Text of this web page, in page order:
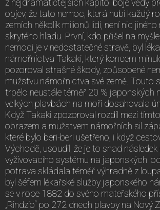
z nejdramatičtějších kapitol boje vědy
objev, že tato nemoc, která hubí každý
zemích několik milionů lidí, není nic
skrytého hladu. První, kdo přišel na
nemoci je v nedostatečné stravě, byl
námořnictva Takaki, který koncem
pozoroval strašné škody, způsobené
mužstvu námořnictva své země. Touto
trpělo neustále téměř 20 % japonských
velkých plavbách na moři dosahovala
Když Takaki zpozoroval rozdíl mezi
obrazem a mužstvem námořních sil
které bylo beri-beri ušetřeno, i když
Východě, usoudil, že je to snad
vyživovacího systému na japonských
potrava skládala téměř výhradně z
byl šéfem lékařské služby japonského
se v roce 1882 do svého mateřského
„Rindzio“ po 272 dnech plavby na Nový